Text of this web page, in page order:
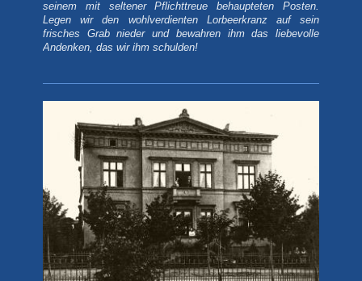
seinem mit seltener Pflichttreue behaupteten Posten.
Legen wir den wohlverdienten Lorbeerkranz auf sein
frisches Grab nieder und bewahren ihm das liebevolle
Andenken, das wir ihm schulden!